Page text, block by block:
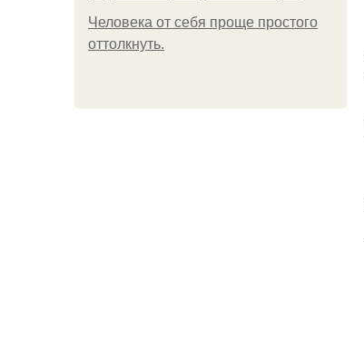
Человека от себя проще простого
оттолкнуть.